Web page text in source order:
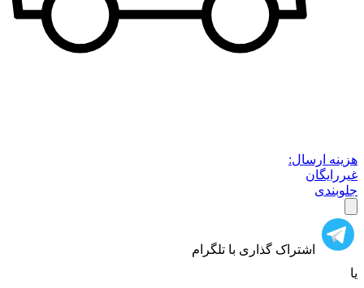
هزینه ارسال:
غیررایگان
جلوبندی
اشتراک گذاری با تلگرام
یا